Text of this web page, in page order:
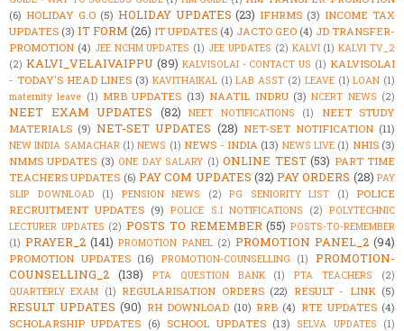
(6) HOLIDAY G.O (5) HOLIDAY UPDATES (23) IFHRMS (3) INCOME TAX
UPDATES (3) IT FORM (26) IT UPDATES (4) JACTO GEO (4) JD TRANSFER-
PROMOTION (4) JEE NCHM UPDATES (1) JEE UPDATES (2) KALVI (1) KALVI TV_2
(2) KALVI_VELAIVAIPPU (89) KALVISOLAI - CONTACT US (1) KALVISOLAI
- TODAY'S HEAD LINES (3) KAVITHAIKAL (1) LAB ASST (2) LEAVE (1) LOAN (1)
maternity leave (1) MRB UPDATES (13) NAATIL INDRU (3) NCERT NEWS (2)
NEET EXAM UPDATES (82) NEET NOTIFICATIONS (1)
NEET STUDY
MATERIALS (9) NET-SET UPDATES (28) NET-SET NOTIFICATION (11)
NEW INDIA SAMACHAR (1) NEWS (1) NEWS - INDIA (13) NEWS LIVE (1) NHIS (3)
NMMS UPDATES (3) ONE DAY SALARY (1) ONLINE TEST (53) PART TIME
TEACHERS UPDATES (6) PAY COM UPDATES (32) PAY ORDERS (28) PAY
SLIP DOWNLOAD
(1) PENSION NEWS (2) PG SENIORITY LIST (1)
POLICE
RECRUITMENT UPDATES (9) POLICE S.I NOTIFICATIONS (2) POLYTECHNIC
LECTURER UPDATES (2) POSTS TO REMEMBER (55) POSTS-TO-REMEMBER
(1) PRAYER_2 (141) PROMOTION PANEL (2) PROMOTION PANEL_2 (94)
PROMOTION UPDATES (16) PROMOTION-COUNSELLING (1)
PROMOTION-
COUNSELLING_2 (138) PTA QUESTION BANK (1) PTA TEACHERS
(2)
QUARTERLY EXAM (1) REGULARISATION ORDERS (22) RESULT - LINK (5)
RESULT UPDATES (90) RH DOWNLOAD (10) RRB (4) RTE UPDATES (4)
SCHOLARSHIP UPDATES (6) SCHOOL UPDATES (13) SELVA UPDATES
(1)